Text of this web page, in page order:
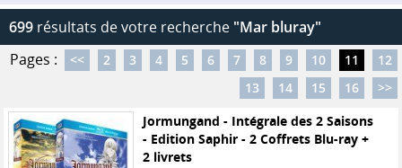
699 résultats de votre recherche "Mar bluray"
Pages :
<< 2 3 4 5 6 7 8 9 10 11
12
13
14 15 16
>>
Jormungand - Intégrale des 2 Saisons
- Edition Saphir - 2 Coffrets Blu-ray +
2 livrets